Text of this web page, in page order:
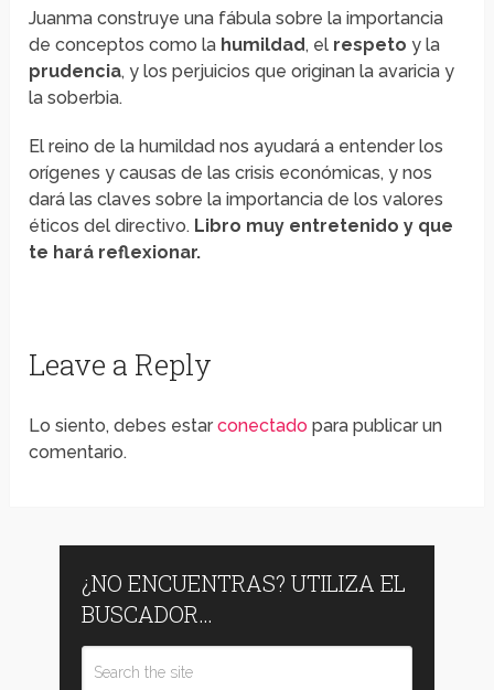
Juanma construye una fábula sobre la importancia
de conceptos como la humildad, el respeto y la
prudencia, y los perjuicios que originan la avaricia y
la soberbia.
El reino de la humildad nos ayudará a entender los
orígenes y causas de las crisis económicas, y nos
dará las claves sobre la importancia de los valores
éticos del directivo. Libro muy entretenido y que
te hará reflexionar.
Leave a Reply
Lo siento, debes estarconectado para publicar un
comentario.
¿NO ENCUENTRAS? UTILIZA EL
BUSCADOR…